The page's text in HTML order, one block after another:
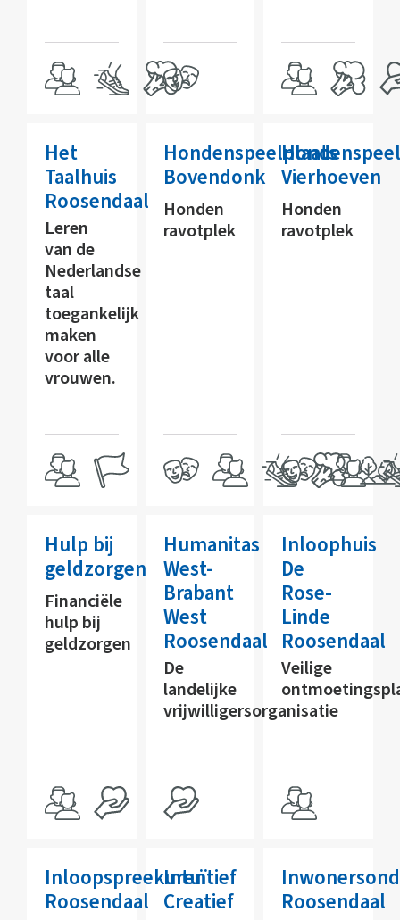
Het
Taalhuis
Roosendaal
Leren
van de
Nederlandse
taal
toegankelijk
maken
voor alle
vrouwen.
Hondenspeelplaats
Bovendonk
Honden
ravotplek
Vierhoeven
Honden
ravotplek
Hulp bij
geldzorgen
Financiële
hulp bij
geldzorgen
Humanitas
West-
Brabant
West
Roosendaal
De
landelijke
vrijwilligersorganisatie
Inloophuis
De
Rose-
Linde
Roosendaal
Veilige
Inloopspreekuren
Roosendaal
Intuïtief
Creatief
Roosendaal